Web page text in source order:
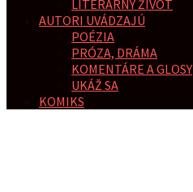
LITERÁRNY ŽIVOT
AUTORI UVÁDZAJÚ
POÉZIA
PRÓZA, DRÁMA
KOMENTÁRE A GLOSY
UKÁŽ SA
KOMIKS